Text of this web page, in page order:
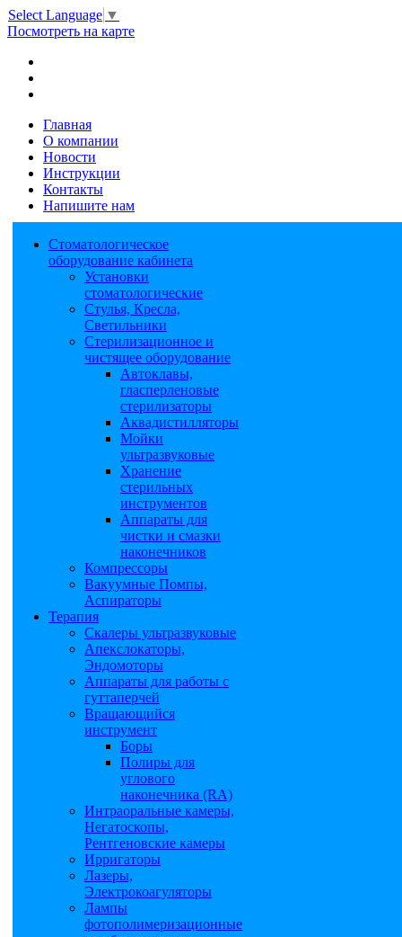
Select Language ▼
Посмотреть на карте
Главная
О компании
Новости
Инструкции
Контакты
Напишите нам
Стоматологическое
оборудование кабинета
Установки
стоматологические
Стулья, Кресла,
Светильники
Стерилизационное и
чистящее оборудование
Автоклавы,
гласперленовые
стерилизаторы
Аквадистилляторы
Мойки
ультразвуковые
Хранение
стерильных
инструментов
Аппараты для
чистки и смазки
наконечников
Компрессоры
Вакуумные Помпы,
Аспираторы
Терапия
Скалеры ультразвуковые
Апекслокаторы,
Эндомоторы
Аппараты для работы с
гуттаперчей
Вращающийся
инструмент
Боры
Полиры для
углового
наконечника (RA)
Интраоральные камеры,
Негатоскопы,
Рентгеновские камеры
Ирригаторы
Лазеры,
Электрокоагуляторы
Лампы
фотополимеризационные